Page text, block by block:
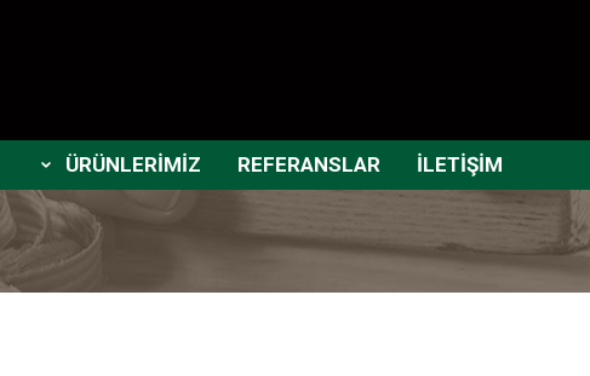
ÜRÜNLERİMİZ REFERANSLAR İLETİŞİM